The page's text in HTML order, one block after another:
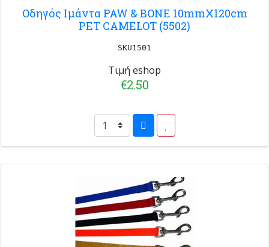
Οδηγός Ιμάντα PAW & BONE 10mmX120cm
PET CAMELOT (5502)
SKU1501
Τιμή eshop
€2.50